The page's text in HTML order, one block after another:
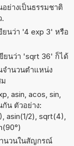
ย่างเป็นธรรมชาติ
นว่า '4 exp 3' หรือ
ยนว่า 'sqrt 36' ก็ได้
จำนวนตำแหน่ง
asin, acos, sin,
น ตัวอย่าง:
asin(1/2), sqrt(4),
ำนวนในสัญกรณ์